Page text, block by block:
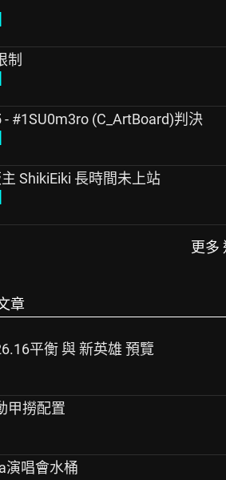
制
- #1SU0m3ro (C_ArtBoard)判決
ShikiEiki 長時間未上站
更多
章
平衡 與 新英雄 預覽
甲撈配置
演唱會水桶